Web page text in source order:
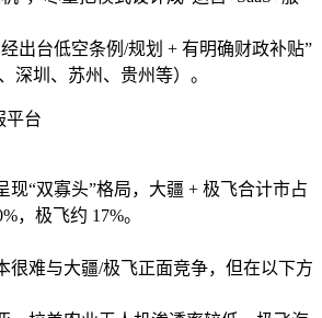
出台低空条例/规划 + 有明确财政补贴”
深圳、苏州、贵州等）。
平台
“双寡头”格局，大疆 + 极飞合计市占
，极飞约 17%。
难与大疆/极飞正面竞争，但在以下方